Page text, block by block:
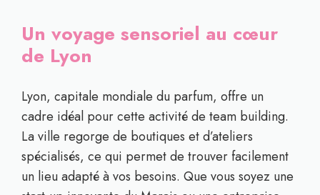
Un voyage sensoriel au cœur
de Lyon
Lyon, capitale mondiale du parfum, offre un
cadre idéal pour cette activité de team building.
La ville regorge de boutiques et d’ateliers
spécialisés, ce qui permet de trouver facilement
un lieu adapté à vos besoins. Que vous soyez une